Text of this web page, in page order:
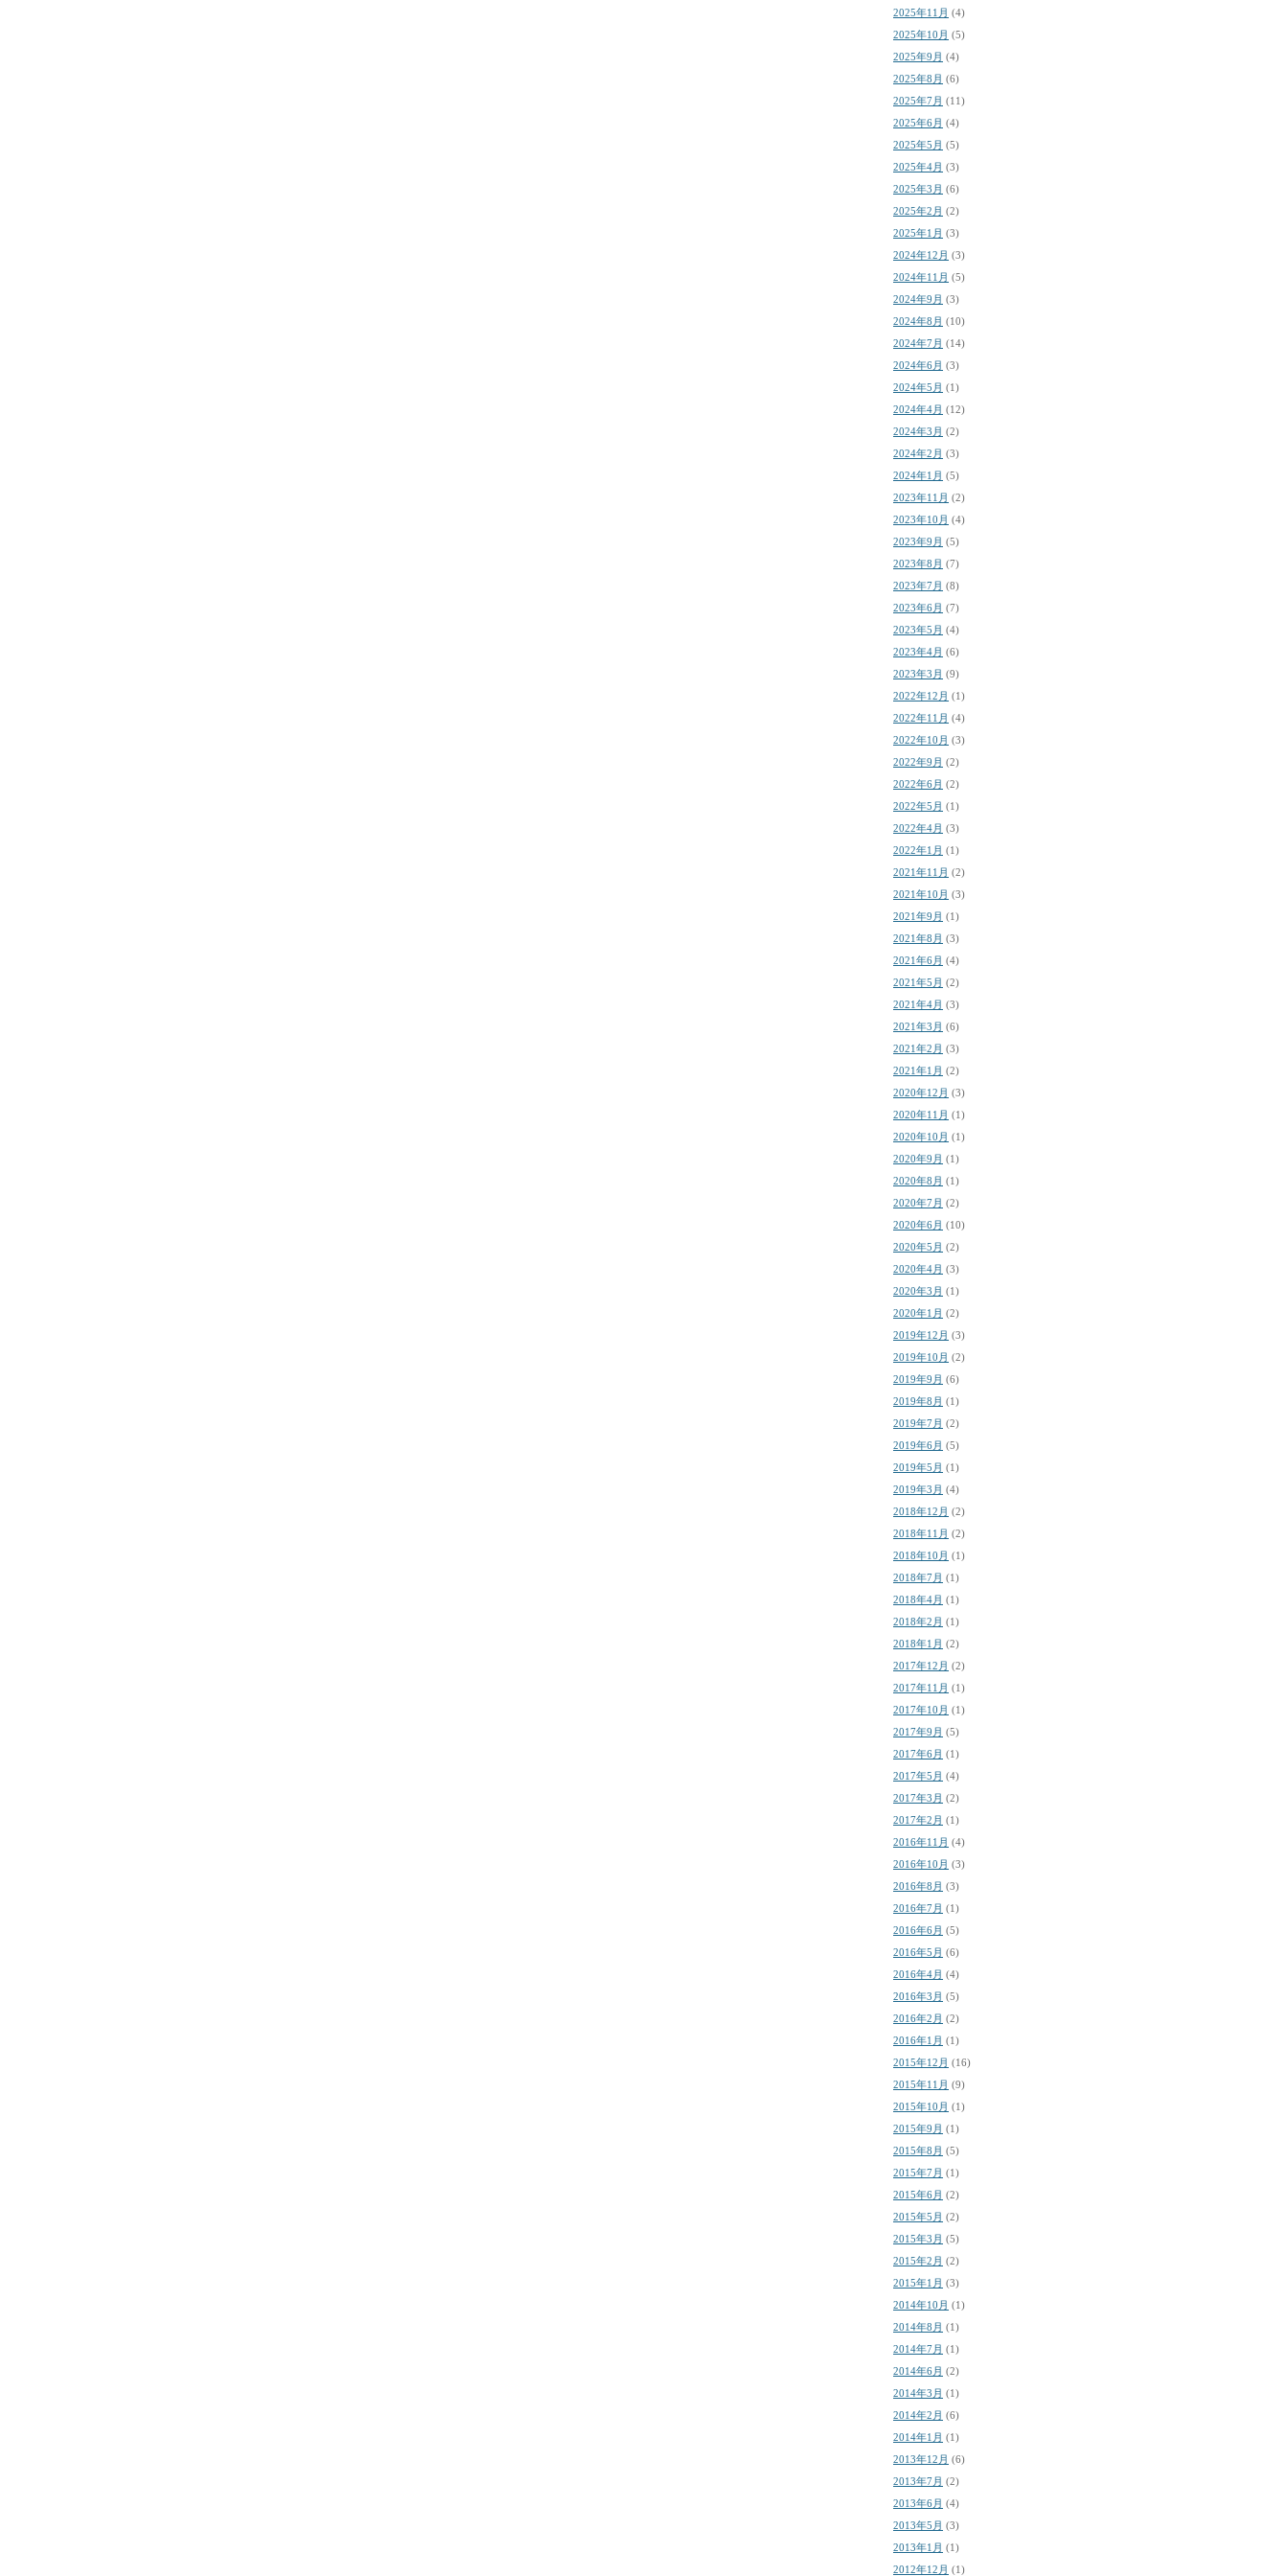
2025年11月 (4)
2025年10月 (5)
2025年9月 (4)
2025年8月 (6)
2025年7月 (11)
2025年6月 (4)
2025年5月 (5)
2025年4月 (3)
2025年3月 (6)
2025年2月 (2)
2025年1月 (3)
2024年12月 (3)
2024年11月 (5)
2024年9月 (3)
2024年8月 (10)
2024年7月 (14)
2024年6月 (3)
2024年5月 (1)
2024年4月 (12)
2024年3月 (2)
2024年2月 (3)
2024年1月 (5)
2023年11月 (2)
2023年10月 (4)
2023年9月 (5)
2023年8月 (7)
2023年7月 (8)
2023年6月 (7)
2023年5月 (4)
2023年4月 (6)
2023年3月 (9)
2022年12月 (1)
2022年11月 (4)
2022年10月 (3)
2022年9月 (2)
2022年6月 (2)
2022年5月 (1)
2022年4月 (3)
2022年1月 (1)
2021年11月 (2)
2021年10月 (3)
2021年9月 (1)
2021年8月 (3)
2021年6月 (4)
2021年5月 (2)
2021年4月 (3)
2021年3月 (6)
2021年2月 (3)
2021年1月 (2)
2020年12月 (3)
2020年11月 (1)
2020年10月 (1)
2020年9月 (1)
2020年8月 (1)
2020年7月 (2)
2020年6月 (10)
2020年5月 (2)
2020年4月 (3)
2020年3月 (1)
2020年1月 (2)
2019年12月 (3)
2019年10月 (2)
2019年9月 (6)
2019年8月 (1)
2019年7月 (2)
2019年6月 (5)
2019年5月 (1)
2019年3月 (4)
2018年12月 (2)
2018年11月 (2)
2018年10月 (1)
2018年7月 (1)
2018年4月 (1)
2018年2月 (1)
2018年1月 (2)
2017年12月 (2)
2017年11月 (1)
2017年10月 (1)
2017年9月 (5)
2017年6月 (1)
2017年5月 (4)
2017年3月 (2)
2017年2月 (1)
2016年11月 (4)
2016年10月 (3)
2016年8月 (3)
2016年7月 (1)
2016年6月 (5)
2016年5月 (6)
2016年4月 (4)
2016年3月 (5)
2016年2月 (2)
2016年1月 (1)
2015年12月 (16)
2015年11月 (9)
2015年10月 (1)
2015年9月 (1)
2015年8月 (5)
2015年7月 (1)
2015年6月 (2)
2015年5月 (2)
2015年3月 (5)
2015年2月 (2)
2015年1月 (3)
2014年10月 (1)
2014年8月 (1)
2014年7月 (1)
2014年6月 (2)
2014年3月 (1)
2014年2月 (6)
2014年1月 (1)
2013年12月 (6)
2013年7月 (2)
2013年6月 (4)
2013年5月 (3)
2013年1月 (1)
2012年12月 (1)